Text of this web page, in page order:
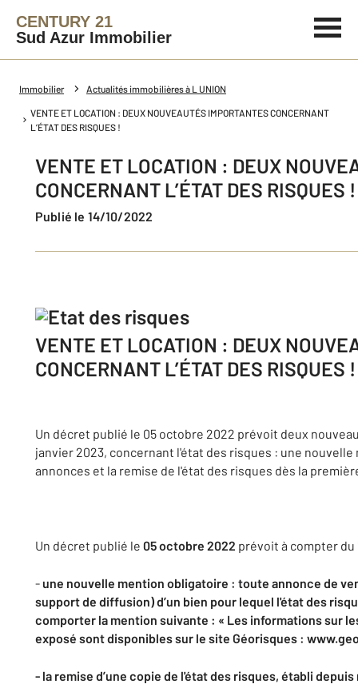
CENTURY 21
Sud Azur Immobilier
Immobilier Actualités immobilières à L UNION
VENTE ET LOCATION : DEUX NOUVEAUTÉS IMPORTANTES CONCERNANT
L’ÉTAT DES RISQUES !
VENTE ET LOCATION : DEUX
CONCERNANT L’ÉTAT DES RISQUES !
Publié le 14/10/2022
VENTE ET LOCATION : DEUX
CONCERNANT L’ÉTAT DES RISQUES !
Un décret publié le 05 octobre 2022 prévoit deux
janvier 2023, concernant l'état des risques : une
annonces et la remise de l'état des risques dès la
Un décret publié le 05 octobre 2022 prévoit à compter du
-une nouvelle mention obligatoire : toute annonce de
support de diffusion) d’un bien pour lequel l'état des
comporter la mention suivante : « Les informations sur
exposé sont disponibles sur le site Géorisques :
- la remise d’une copie de l'état des risques, établi